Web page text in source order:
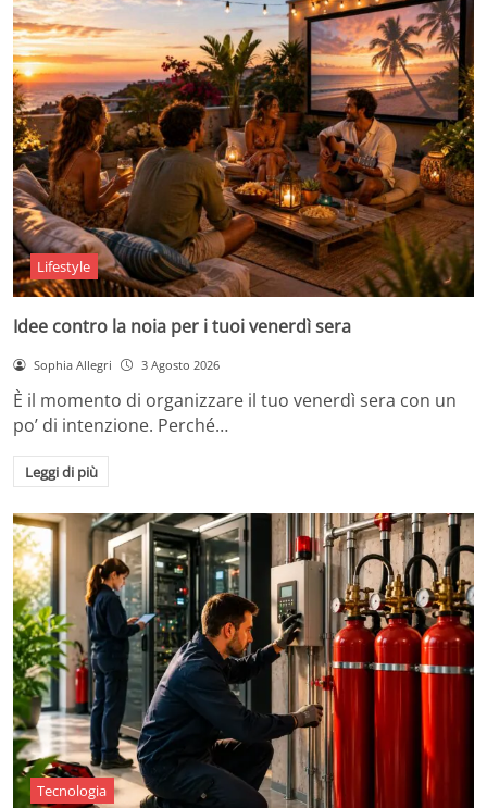
Lifestyle
Idee contro la noia per i tuoi venerdì sera
Sophia Allegri 3 Agosto 2026
È il momento di organizzare il tuo venerdì sera con un
po’ di intenzione. Perché…
Leggi di più
Tecnologia